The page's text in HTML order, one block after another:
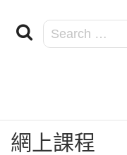
網上課程